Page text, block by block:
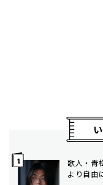
歌人・青
より自由